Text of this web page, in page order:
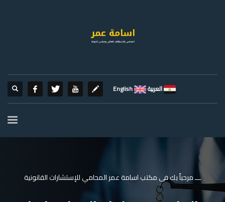
العربية English
ـــ مرحباً بك فى مكتب اسامة عمر المحامي للإستشارات القانونية